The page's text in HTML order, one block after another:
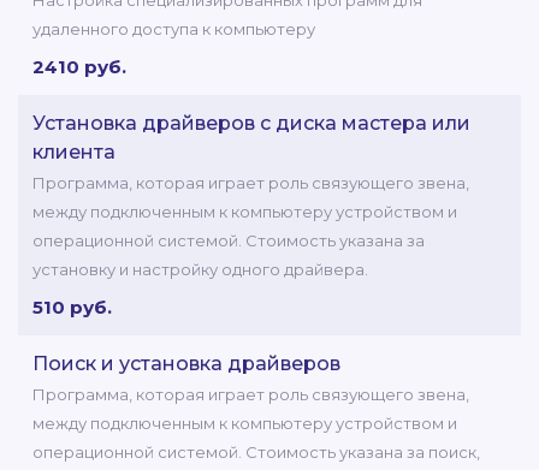
удаленного доступа к компьютеру
2410 руб.
Установка драйверов с диска мастера или
клиента
Программа, которая играет роль связующего звена,
между подключенным к компьютеру устройством и
операционной системой. Стоимость указана за
установку и настройку одного драйвера.
510 руб.
Поиск и установка драйверов
Программа, которая играет роль связующего звена,
между подключенным к компьютеру устройством и
операционной системой. Стоимость указана за поиск,